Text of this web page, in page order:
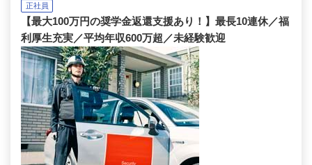
正社員
【最大100万円の奨学金返還支援あり！】最長10連休／福
利厚生充実／平均年収600万超／未経験歓迎